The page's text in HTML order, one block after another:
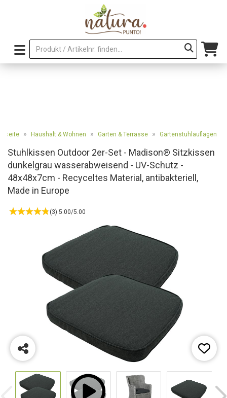
» Haushalt & Wohnen » Garten & Terrasse » Gartenstuhlauflagen
Stuhlkissen Outdoor 2er-Set - Madison® Sitzkissen
dunkelgrau wasserabweisend - UV-Schutz -
48x48x7cm - Recyceltes Material, antibakteriell,
Made in Europe
(3) 5.00/5.00